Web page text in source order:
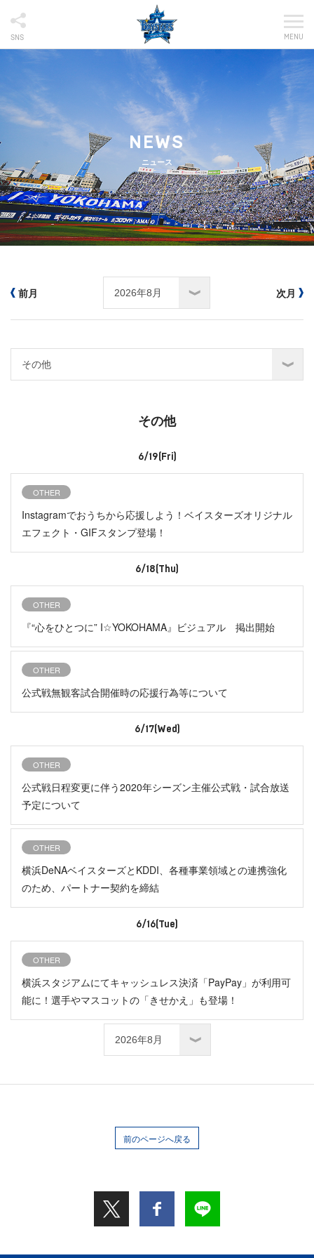
SNS MENU
NEWS
ニュース
前月 次月
その他
6/19(Fri)
OTHER
Instagramでおうちから応援しよう！ベイスターズオリジナル
エフェクト・GIFスタンプ登場！
6/18(Thu)
OTHER
『“心をひとつに” I☆YOKOHAMA』ビジュアル 掲出開始
OTHER
公式戦無観客試合開催時の応援行為等について
6/17(Wed)
OTHER
公式戦日程変更に伴う2020年シーズン主催公式戦・試合放送
予定について
OTHER
横浜DeNAベイスターズとKDDI、各種事業領域との連携強化
のため、パートナー契約を締結
6/16(Tue)
OTHER
横浜スタジアムにてキャッシュレス決済「PayPay」が利用可
能に！選手やマスコットの「きせかえ」も登場！
前のページへ戻る